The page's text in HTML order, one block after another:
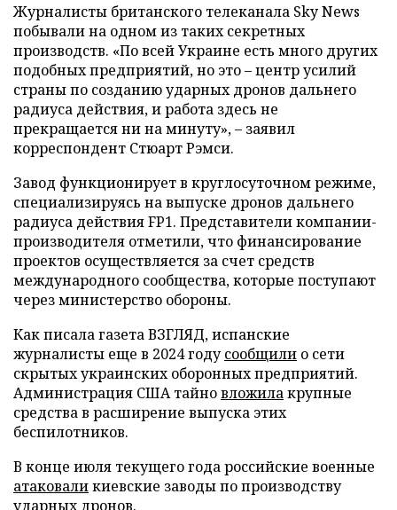
Журналисты британского телеканала Sky News
побывали на одном из таких секретных
производств. «По всей Украине есть много других
подобных предприятий, но это – центр усилий
страны по созданию ударных дронов дальнего
радиуса действия, и работа здесь не
прекращается ни на минуту», – заявил
корреспондент Стюарт Рэмси.
Завод функционирует в круглосуточном режиме,
специализируясь на выпуске дронов дальнего
радиуса действия FP1. Представители компании-
производителя отметили, что финансирование
проектов осуществляется за счет средств
международного сообщества, которые поступают
через министерство обороны.
Как писала газета ВЗГЛЯД, испанские
журналисты еще в 2024 годусообщили о сети
скрытых украинских оборонных предприятий.
Администрация США тайновложилакрупные
средства в расширение выпуска этих
беспилотников.
В конце июля текущего года российские военные
атаковаликиевские заводы по производству
ударных дронов.